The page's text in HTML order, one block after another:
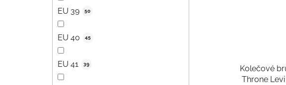
EU 39 50
EU 40 45
EU 41 39
Kolečové
Throne